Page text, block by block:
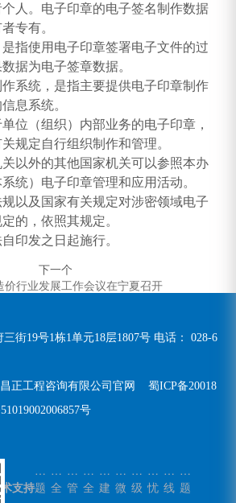
人。电子印章的电子签名制作数据
专有。
是指使用电子印章签署电子文件的过
据为电子签章数据。
作系统，是指主要提供电子印章制作
息系统。
位（组织）内部业务的电子印章，
规定自行组织制作和管理。
以外的其他国家机关可以参照本办
统）电子印章管理和应用活动。
以及国家有关规定对涉密领域电子
的，依照其规定。
印发之日起施行。
下一个
价行业发展工作会议在宁夏召开
街19号1栋1单元18层1807号 电话： 028-6
正工程咨询有限公司官网 蜀ICP备20018
号
支持
练
题
安
全
安
管
安
全
住
建
微
微
二
级
无
忧
在
线
练
题